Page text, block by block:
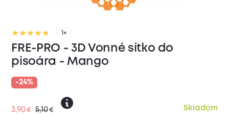
1×
FRE-PRO - 3D Vonné sítko do
pisoára - Mango
-24%
3,90€ 5,10€ Skladom